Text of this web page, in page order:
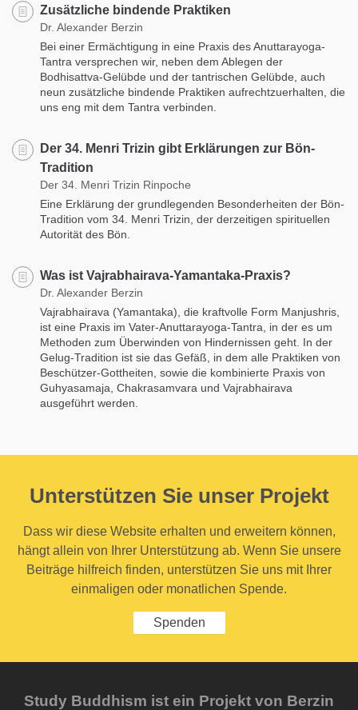
Zusätzliche bindende Praktiken
Dr. Alexander Berzin
Bei einer Ermächtigung in eine Praxis des Anuttarayoga-
Tantra versprechen wir, neben dem Ablegen der
Bodhisattva-Gelübde und der tantrischen Gelübde, auch
neun zusätzliche bindende Praktiken aufrechtzuerhalten, die
uns eng mit dem Tantra verbinden.
Der 34. Menri Trizin gibt Erklärungen zur Bön-
Tradition
Der 34. Menri Trizin Rinpoche
Eine Erklärung der grundlegenden Besonderheiten der Bön-
Tradition vom 34. Menri Trizin, der derzeitigen spirituellen
Autorität des Bön.
Was ist Vajrabhairava-Yamantaka-Praxis?
Dr. Alexander Berzin
Vajrabhairava (Yamantaka), die kraftvolle Form Manjushris,
ist eine Praxis im Vater-Anuttarayoga-Tantra, in der es um
Methoden zum Überwinden von Hindernissen geht. In der
Gelug-Tradition ist sie das Gefäß, in dem alle Praktiken von
Beschützer-Gottheiten, sowie die kombinierte Praxis von
Guhyasamaja, Chakrasamvara und Vajrabhairava
ausgeführt werden.
Unterstützen Sie unser Projekt
Dass wir diese Website erhalten und erweitern können,
hängt allein von Ihrer Unterstützung ab. Wenn Sie unsere
Beiträge hilfreich finden, unterstützen Sie uns mit Ihrer
einmaligen oder monatlichen Spende.
Spenden
Study Buddhism ist ein Projekt von Berzin